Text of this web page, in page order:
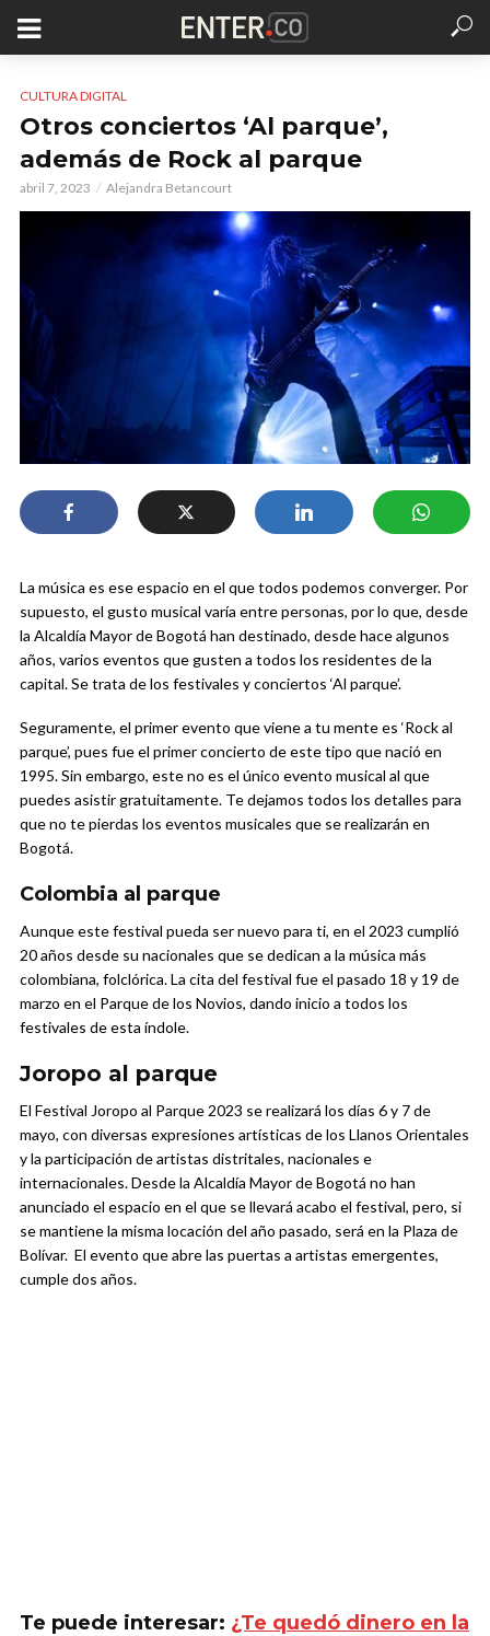
CULTURA DIGITAL
Otros conciertos ‘Al parque’,
además de Rock al parque
abril 7, 2023 Alejandra Betancourt
La música es ese espacio en el que todos podemos converger. Por
supuesto, el gusto musical varía entre personas, por lo que, desde
la Alcaldía Mayor de Bogotá han destinado, desde hace algunos
años, varios eventos que gusten a todos los residentes de la
capital. Se trata de los festivales y conciertos ‘Al parque’.
Seguramente, el primer evento que viene a tu mente es ‘Rock al
parque’, pues fue el primer concierto de este tipo que nació en
1995. Sin embargo, este no es el único evento musical al que
puedes asistir gratuitamente. Te dejamos todos los detalles para
que no te pierdas los eventos musicales que se realizarán en
Bogotá.
Colombia al parque
Aunque este festival pueda ser nuevo para ti, en el 2023 cumplió
20 años desde su nacionales que se dedican a la música más
colombiana, folclórica. La cita del festival fue el pasado 18 y 19 de
marzo en el Parque de los Novios, dando inicio a todos los
festivales de esta índole.
Joropo al parque
El Festival Joropo al Parque 2023 se realizará los días 6 y 7 de
mayo, con diversas expresiones artísticas de los Llanos Orientales
y la participación de artistas distritales, nacionales e
internacionales. Desde la Alcaldía Mayor de Bogotá no han
anunciado el espacio en el que se llevará acabo el festival, pero, si
se mantiene la misma locación del año pasado, será en la Plaza de
Bolívar. El evento que abre las puertas a artistas emergentes,
cumple dos años.
Te puede interesar: ¿Te quedó dinero en la